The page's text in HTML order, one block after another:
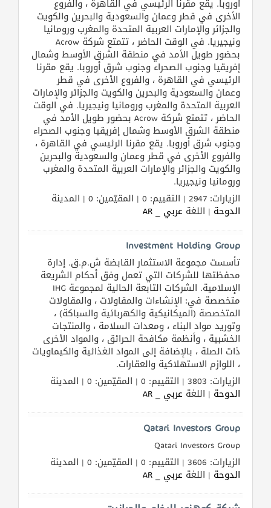
أوروبا. يقع مقرنا الرئيسي في القاهرة ، والفروع
الأخرى في قطر وعمان والسعودية والبحرين والكويت
والجزائر والإمارات العربية المتحدة والمغرب ورومانيا
ونيجيريا. في الوقت الحاضر ، تتمتع شركة Acrow
بحضور طويل الأمد في منطقة الشرق الأوسط وشمال
إفريقيا وجنوب الصحراء وجنوب شرق أوروبا. يقع مقرنا
الرئيسي في القاهرة ، والفروع الأخرى في قطر
وعمان والسعودية والبحرين والكويت والجزائر والإمارات
العربية المتحدة والمغرب ورومانيا ونيجيريا. في الوقت
الحاضر ، تتمتع شركة Acrow بحضور طويل الأمد في
منطقة الشرق الأوسط وشمال إفريقيا وجنوب الصحراء
وجنوب شرق أوروبا. يقع مقرنا الرئيسي في القاهرة ،
والفروع الأخرى في قطر وعمان والسعودية والبحرين
والكويت والجزائر والإمارات العربية المتحدة والمغرب
ورومانيا ونيجيريا.
الزيارات: 2947 | التقييم: 0 | المقيّمين: 0 | المدينة
الدوحة | اللغة عربي _ AR
Investment Holding Group
تأسست مجموعة الاستثمار القابضة ش.م.ق. إدارة
محفظتها للشركات التي تعمل وفق أحكام الشريعة
الإسلامية. الشركات التابعة الحالية لمجموعة IHG
متخصصة في: الإنشاءات والمقاولات ، والمقاولات
المتخصصة (الميكانيكية والكهربائية والسباكة) ،
وتوريد مواد البناء ، ومعدات السلامة ، والمنتجات
الخشبية ، وأنظمة مكافحة الحرائق ، والمواد الأخرى
ذات الصلة ، بالإضافة إلى المواد الغذائية والكيماويات
، اللوازم الاستهلاكية والعقارات.
الزيارات: 3803 | التقييم: 0 | المقيّمين: 0 | المدينة
الدوحة | اللغة عربي _ AR
Qatari Investors Group
Qatari Investors Group
الزيارات: 3606 | التقييم: 0 | المقيّمين: 0 | المدينة
الدوحة | اللغة عربي _ AR